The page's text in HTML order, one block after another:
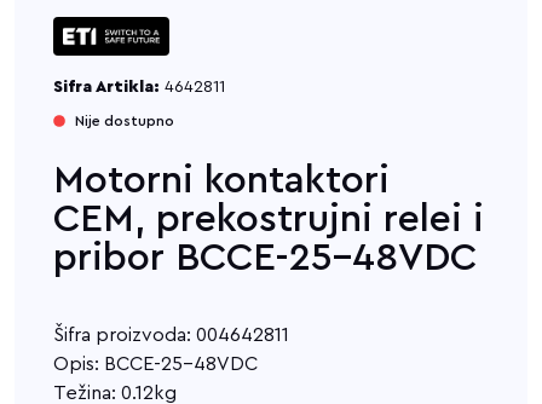
Sifra Artikla: 4642811
Nije dostupno
Motorni kontaktori
CEM, prekostrujni relei i
pribor BCCE-25-48VDC
Šifra proizvoda: 004642811
Opis: BCCE-25-48VDC
Težina: 0.12kg